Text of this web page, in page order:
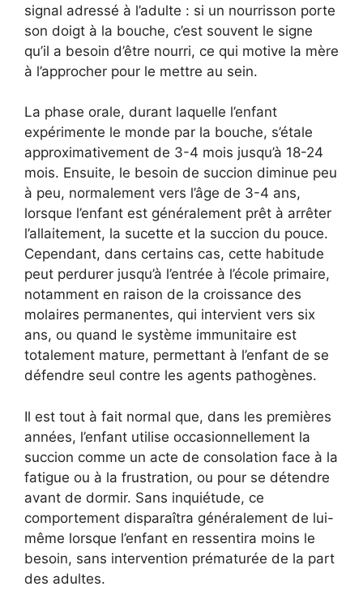
signal adressé à l’adulte : si un nourrisson porte
son doigt à la bouche, c’est souvent le signe
qu’il a besoin d’être nourri, ce qui motive la mère
à l’approcher pour le mettre au sein.
La phase orale, durant laquelle l’enfant
expérimente le monde par la bouche, s’étale
approximativement de 3-4 mois jusqu’à 18-24
mois. Ensuite, le besoin de succion diminue peu
à peu, normalement vers l’âge de 3-4 ans,
lorsque l’enfant est généralement prêt à arrêter
l’allaitement, la sucette et la succion du pouce.
Cependant, dans certains cas, cette habitude
peut perdurer jusqu’à l’entrée à l’école primaire,
notamment en raison de la croissance des
molaires permanentes, qui intervient vers six
ans, ou quand le système immunitaire est
totalement mature, permettant à l’enfant de se
défendre seul contre les agents pathogènes.
Il est tout à fait normal que, dans les premières
années, l’enfant utilise occasionnellement la
succion comme un acte de consolation face à la
fatigue ou à la frustration, ou pour se détendre
avant de dormir. Sans inquiétude, ce
comportement disparaîtra généralement de lui-
même lorsque l’enfant en ressentira moins le
besoin, sans intervention prématurée de la part
des adultes.